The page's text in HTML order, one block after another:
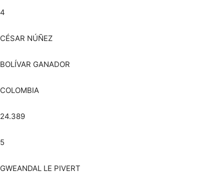
4
CÉSAR NÚÑEZ
BOLÍVAR GANADOR
COLOMBIA
24.389
5
GWEANDAL LE PIVERT